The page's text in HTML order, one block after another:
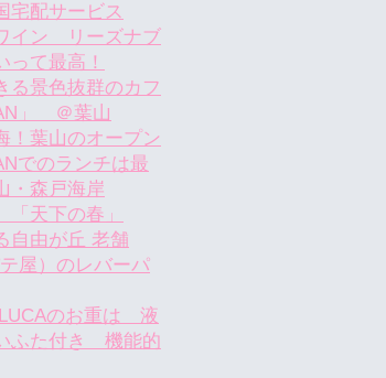
配サービス
イン リーズナブ
って最高！
る景色抜群のカフ
」 ＠葉山
！葉山のオープン
でのランチは最
森戸海岸
天下の春」
自由が丘 老舗
屋）のレバーパ
のお重は 液
ふた付き 機能的